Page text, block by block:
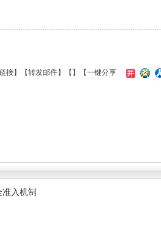
接】【转发邮件】【 】 【一键分享
入机制